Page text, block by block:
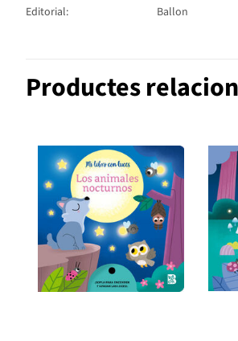
Editorial:
Ballon
Productes